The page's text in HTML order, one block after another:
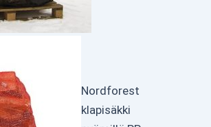
Nordforest
klapisäkki